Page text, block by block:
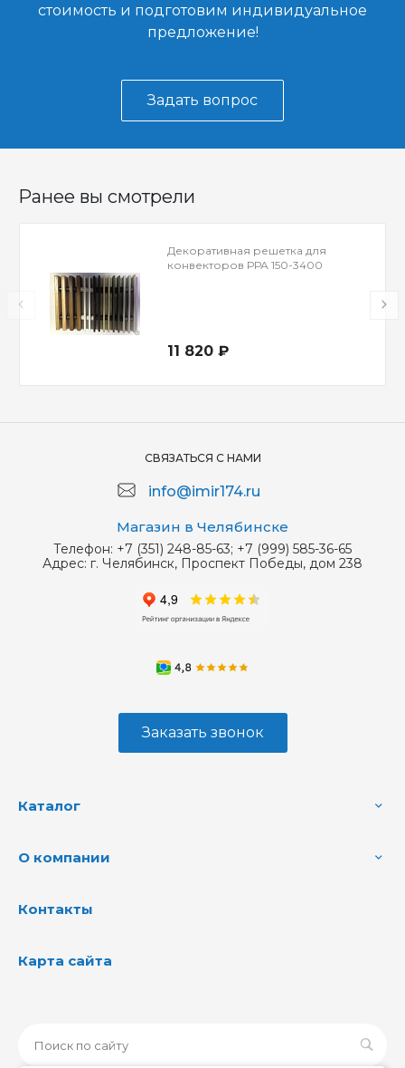
стоимость и подготовим индивидуальное
предложение!
Задать вопрос
Ранее вы смотрели
Декоративная решетка для
конвекторов РРА 150-3400
11 820 ₽
СВЯЗАТЬСЯ С НАМИ
info@imir174.ru
Магазин в Челябинске
Телефон: +7 (351) 248-85-63; +7 (999) 585-36-65
Адрес: г. Челябинск, Проспект Победы, дом 238
Заказать звонок
Каталог
О компании
Контакты
Карта сайта